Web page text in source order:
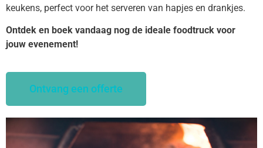
keukens, perfect voor het serveren van hapjes en drankjes.
Ontdek en boek vandaag nog de ideale foodtruck voor
jouw evenement!
Ontvang een offerte